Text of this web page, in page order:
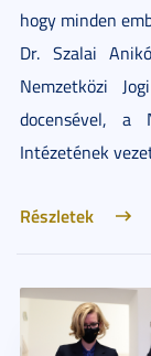
hogy minden
Dr. Szalai
Nemzetközi
docensével, a
Intézetének
Részletek